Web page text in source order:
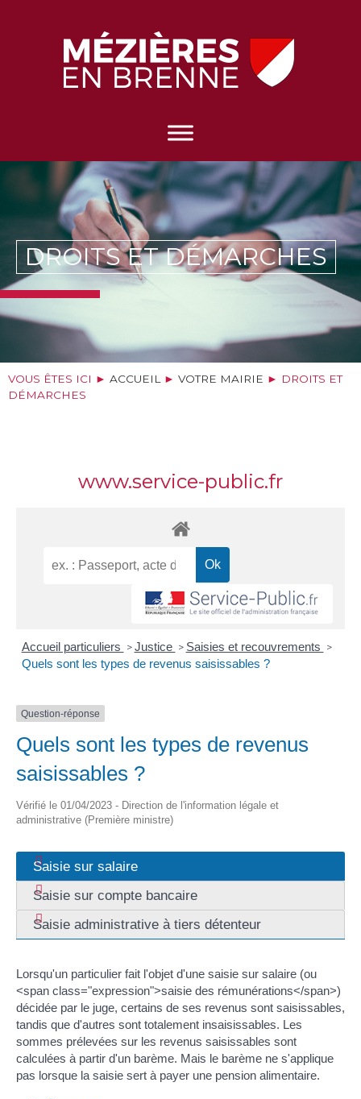
DROITS ET DÉMARCHES
VOUS ÊTES ICI ► ACCUEIL ► VOTRE MAIRIE ► DROITS ET
DÉMARCHES
www.service-public.fr
Accueil particuliers > Justice > Saisies et recouvrements >
Quels sont les types de revenus saisissables ?
Question-réponse
Quels sont les types de revenus
saisissables ?
Vérifié le 01/04/2023 - Direction de l'information légale et
administrative (Première ministre)
Saisie sur salaire
Saisie sur compte bancaire
Saisie administrative à tiers détenteur
Lorsqu'un particulier fait l'objet d'une saisie sur salaire (ou
<span class="expression">saisie des rémunérations</span>)
décidée par le juge, certains de ses revenus sont saisissables,
tandis que d'autres sont totalement insaisissables. Les
sommes prélevées sur les revenus saisissables sont
calculées à partir d'un barème. Mais le barème ne s'applique
pas lorsque la saisie sert à payer une pension alimentaire.